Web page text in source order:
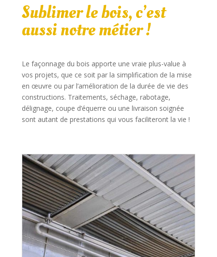
Sublimer le bois, c’est
aussi notre métier !
Le façonnage du bois apporte une vraie plus-value à
vos projets, que ce soit par la simplification de la mise
en œuvre ou par l’amélioration de la durée de vie des
constructions. Traitements, séchage, rabotage,
délignage, coupe d’équerre ou une livraison soignée
sont autant de prestations qui vous faciliteront la vie !